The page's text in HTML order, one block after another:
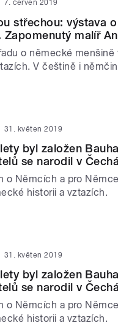
7. červen 2019
střechou: výstava
Zapomenutý malíř
o německé
V češtině i
31. květen 2019
byl založen
se narodil v
o Němcích a pro
historii a vztazích.
31. květen 2019
byl založen
se narodil v
o Němcích a pro
historii a vztazích.